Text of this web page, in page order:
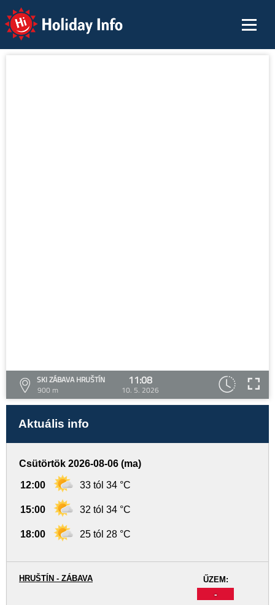
Holiday Info
SKI ZÁBAVA HRUŠTÍN
900 m
11:08
10. 5. 2026
Aktuális info
Csütörtök 2026-08-06 (ma)
12:00 33 tól 34 °C
15:00 32 tól 34 °C
18:00 25 tól 28 °C
ŰZEM:
-
HRUŠTÍN - ZÁBAVA